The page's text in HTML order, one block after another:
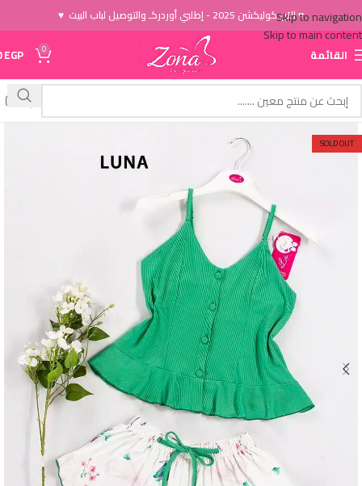
Skip to navigation
Skip to main content
♥ الاَن كوليكشن 2025 - إطلبي أوردركـ والتوصيل لباب البيت ♥
القائمة 0
EGP
SOLD OUT